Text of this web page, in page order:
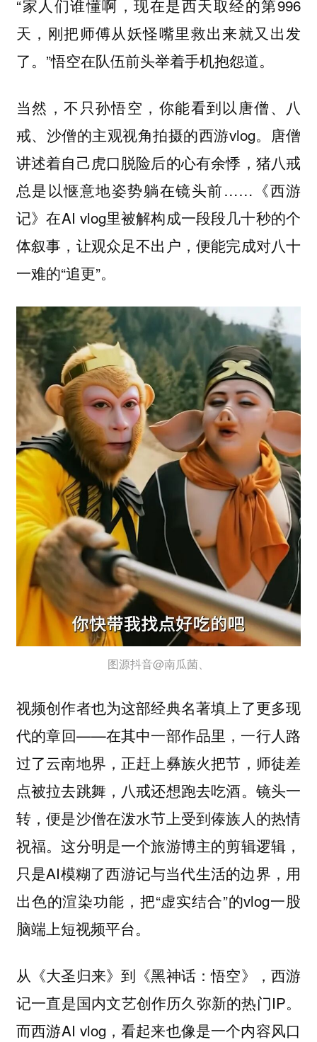
“家人们谁懂啊，现在是西天取经的第996
天，刚把师傅从妖怪嘴里救出来就又出发
了。”悟空在队伍前头举着手机抱怨道。
当然，不只孙悟空，你能看到以唐僧、八
戒、沙僧的主观视角拍摄的西游vlog。唐僧
讲述着自己虎口脱险后的心有余悸，猪八戒
总是以惬意地姿势躺在镜头前……《西游
记》在AI vlog里被解构成一段段几十秒的个
体叙事，让观众足不出户，便能完成对八十
一难的“追更”。
图源抖音@南瓜菌、
视频创作者也为这部经典名著填上了更多现
代的章回——在其中一部作品里，一行人路
过了云南地界，正赶上彝族火把节，师徒差
点被拉去跳舞，八戒还想跑去吃酒。镜头一
转，便是沙僧在泼水节上受到傣族人的热情
祝福。这分明是一个旅游博主的剪辑逻辑，
只是AI模糊了西游记与当代生活的边界，用
出色的渲染功能，把“虚实结合”的vlog一股
脑端上短视频平台。
从《大圣归来》到《黑神话：悟空》，西游
记一直是国内文艺创作历久弥新的热门IP。
而西游AI vlog，看起来也像是一个内容风口